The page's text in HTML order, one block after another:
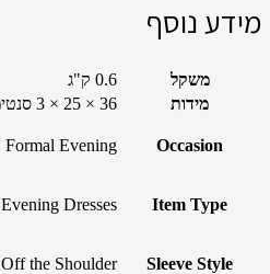
מידע נוסף
משקל
0.6 ק"ג
מידות
36 × 25 × 3 סנטימטרים
Occasion
Formal Evening
Item Type
Evening Dresses
Sleeve Style
Off the Shoulder